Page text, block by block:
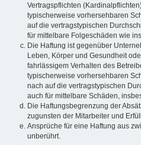
Vertragspflichten
typischerweise vorhersehbaren
auf die vertragstypischen
für mittelbare Folgeschäden wie
Die Haftung ist gegenüber
Leben, Körper und Gesundheit
fahrlässigem Verhalten des
typischerweise vorhersehbaren
nach auf die vertragstypischen
auch für mittelbare Schäden,
Die Haftungsbegrenzung der
zugunsten der Mitarbeiter und
Ansprüche für eine Haftung aus
unberührt.